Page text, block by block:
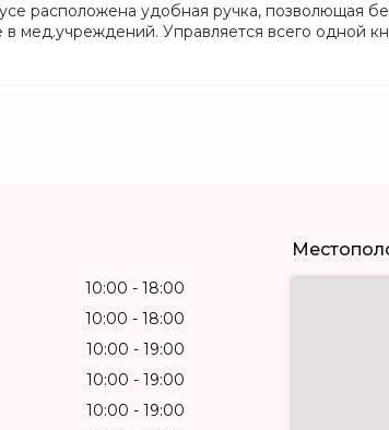
расположена удобная ручка, позволющая
мед.учреждений. Управляется всего одной
10:00
18:00
10:00
18:00
10:00
19:00
10:00
19:00
10:00
19:00